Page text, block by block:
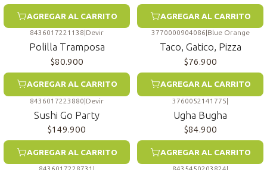
AGREGAR AL CARRITO AGREGAR AL CARRITO
8436017221138 Devir
Polilla Tramposa
$80.900
AGREGAR AL CARRITO
3770000904086 Blue Orange
Taco, Gatico, Pizza
$76.900
AGREGAR AL CARRITO
8436017223880|Devir
Sushi Go Party
$149.900
AGREGAR AL CARRITO
3760052141775|
Ugha Bugha
$84.900
AGREGAR AL CARRITO